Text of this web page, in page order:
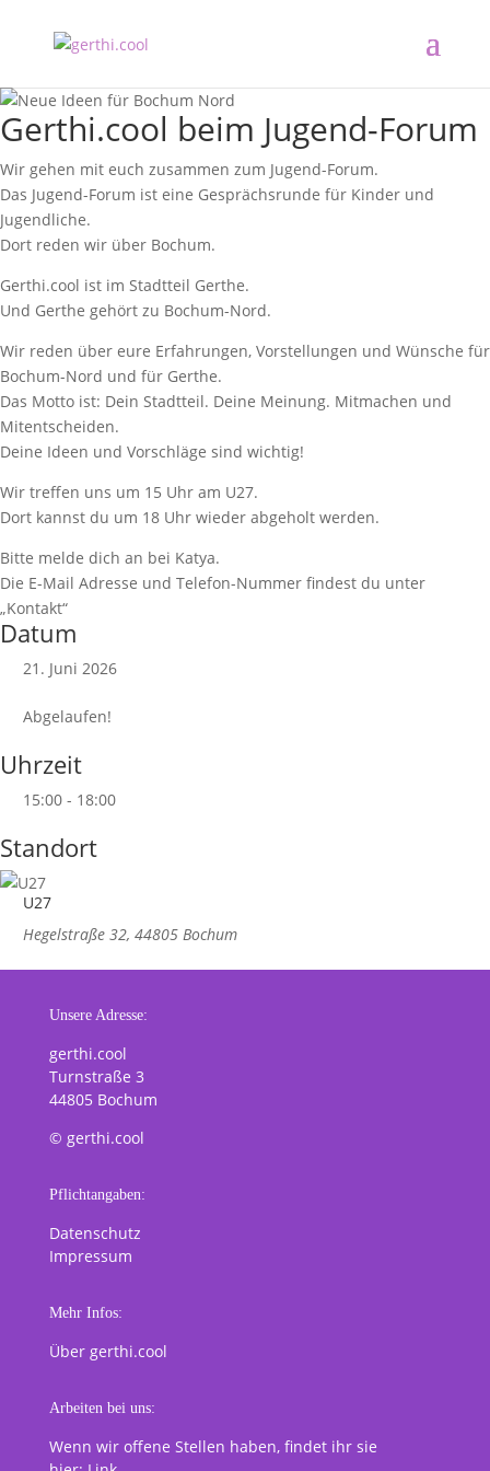
Gerthi.cool beim Jugend-Forum
Wir gehen mit euch zusammen zum Jugend-Forum.
Das Jugend-Forum ist eine Gesprächsrunde für Kinder und
Jugendliche.
Dort reden wir über Bochum.
Gerthi.cool ist im Stadtteil Gerthe.
Und Gerthe gehört zu Bochum-Nord.
Wir reden über eure Erfahrungen, Vorstellungen und Wünsche für
Bochum-Nord und für Gerthe.
Das Motto ist: Dein Stadtteil. Deine Meinung. Mitmachen und
Mitentscheiden.
Deine Ideen und Vorschläge sind wichtig!
Wir treffen uns um 15 Uhr am U27.
Dort kannst du um 18 Uhr wieder abgeholt werden.
Bitte melde dich an bei Katya.
Die E-Mail Adresse und Telefon-Nummer findest du unter
„Kontakt“
Datum
21. Juni 2026
Abgelaufen!
Uhrzeit
15:00 - 18:00
Standort
U27
Hegelstraße 32, 44805 Bochum
Unsere Adresse:
gerthi.cool
Turnstraße 3
44805 Bochum
© gerthi.cool
Pflichtangaben:
Datenschutz
Impressum
Mehr Infos:
Über gerthi.cool
Arbeiten bei uns:
Wenn wir offene Stellen haben, findet ihr sie